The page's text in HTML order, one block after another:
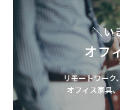
＼い
オフ
リモートワーク
オフィス家具